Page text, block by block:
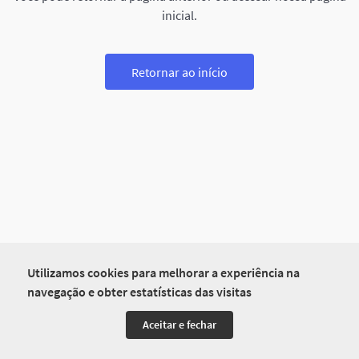
Utilizamos cookies para melhorar a experiência na
navegação e obter estatísticas das visitas
Aceitar e fechar
inicial.
Retornar ao início